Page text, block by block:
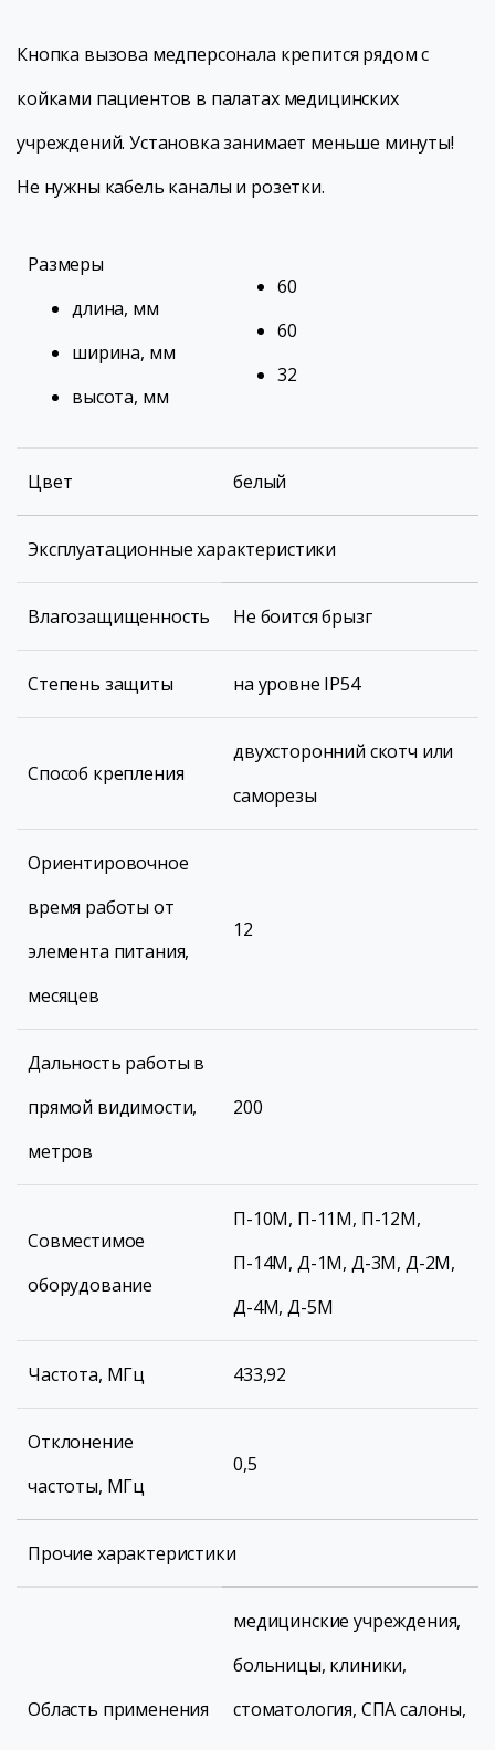
Кнопка вызова медперсонала крепится рядом с
койками пациентов в палатах медицинских
учреждений. Установка занимает меньше минуты!
Не нужны кабель каналы и розетки.
Размеры
длина, мм
ширина, мм
высота, мм
60
60
32
Цвет белый
Эксплуатационные характеристики
Влагозащищенность Не боится брызг
Степень защиты на уровне IP54
Способ крепления
двухсторонний скотч или
саморезы
Ориентировочное
время работы от
элемента питания,
месяцев
12
Дальность работы в
прямой видимости,
метров
200
Совместимое
оборудование
П-10М, П-11М, П-12М,
П-14М, Д-1М, Д-3М, Д-2М,
Д-4М, Д-5М
Частота, МГц 433,92
Отклонение
частоты, МГц
0,5
Прочие характеристики
Область применения
медицинские учреждения,
больницы, клиники,
стоматология, СПА салоны,